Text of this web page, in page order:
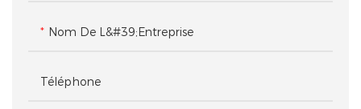
Nom De L&#39;entreprise
Téléphone